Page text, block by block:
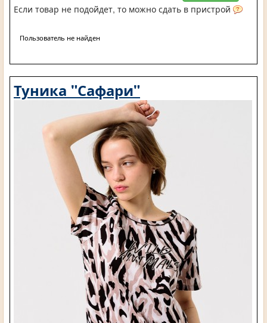
Если товар не подойдет, то можно сдать в пристрой
Пользователь не найден
Туника "Сафари"